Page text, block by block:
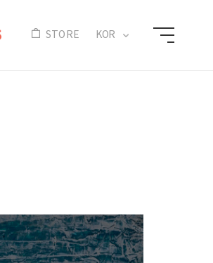
STORE KOR